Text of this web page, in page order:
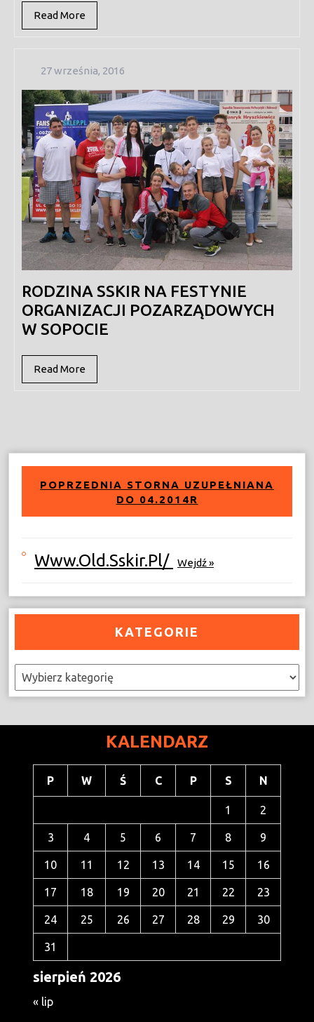
Read More
More
27 września, 201627
2016
RODZINA SSKIR NA FESTYNIE
ORGANIZACJI POZARZĄDOWYCH
W SOPOCIE
Read More
More
POPRZEDNIA STORNA UZUPEŁNIANA
DO 04.2014R
Www.old.sskir.pl/ Wejdź »
KATEGORIE
Kategorie
KALENDARZ
sierpień 2026
P W Ś C P S N
1 2
3 4 5 6 7 8 9
10 11 12 13 14 15 16
17 18 19 20 21 22 23
24 25 26 27 28 29 30
31
« lip